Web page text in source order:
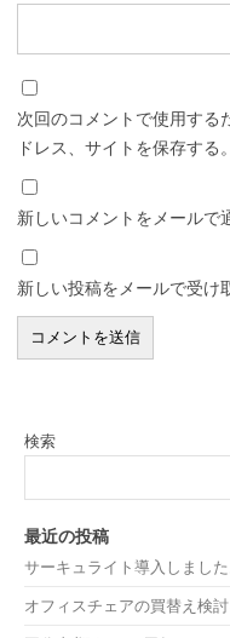
次回のコメントで使用する
ドレス、サイトを保存する。
新しいコメントをメールで
新しい投稿をメールで受け
検索
最近の投稿
サーキュライト導入しまし
オフィスチェアの買替え検討